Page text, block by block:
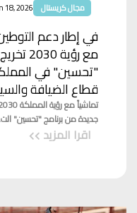
مجال كريستال 18, 2026
في إطار دعم
مع
"تحسين" في
قطاع الضيافة
جديدة من برنامج "تحسين"
اقرا المزيد